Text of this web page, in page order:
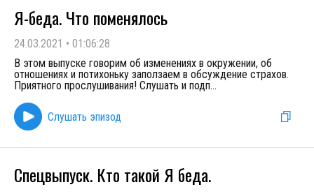
Я-беда. Что поменялось
24.03.2021 • 01:06:28
В этом выпуске говорим об изменениях в окружении, об
отношениях и потихоньку заползаем в обсуждение страхов.
Приятного прослушивания! Слушать и подп...
Слушать эпизод
Спецвыпуск. Кто такой Я беда.